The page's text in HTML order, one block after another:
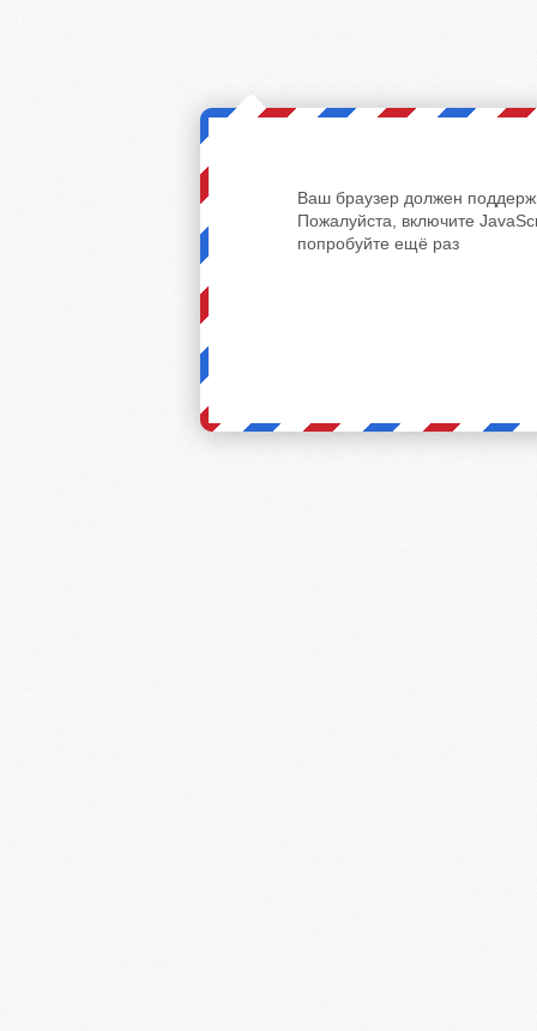
Ваш браузер должен
Пожалуйста, включите
попробуйте ещё раз